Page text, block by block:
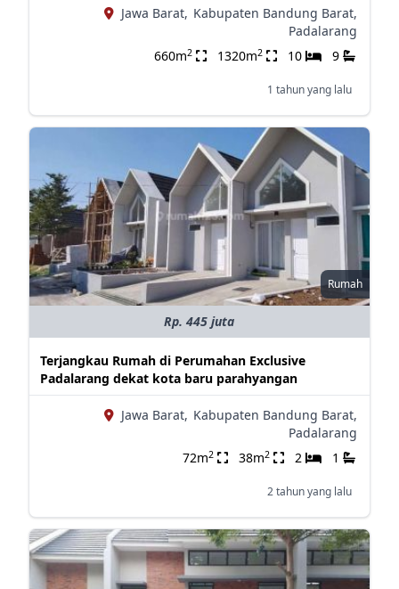
Jawa Barat, Kabupaten Bandung Barat,
Padalarang
660m2 1320m2 10 9
1 tahun yang lalu
Rumah
Rp. 445 juta
Terjangkau Rumah di Perumahan Exclusive
Padalarang dekat kota baru parahyangan
Jawa Barat, Kabupaten Bandung Barat,
Padalarang
72m2 38m2 2 1
2 tahun yang lalu